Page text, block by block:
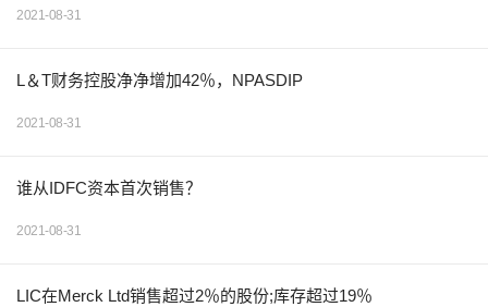
2021-08-31
L＆T财务控股净净增加42％，NPASDIP
2021-08-31
谁从IDFC资本首次销售？
2021-08-31
LIC在Merck Ltd销售超过2％的股份;库存超过19％